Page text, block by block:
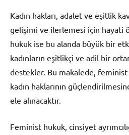
Kadın hakları, adalet ve eşitlik
gelişimi ve ilerlemesi için hayati
hukuk ise bu alanda büyük bir
kadınların eşitlikçi ve adil bir
destekler. Bu makalede,
kadın haklarının
ele alınacaktır.
Feminist hukuk, cinsiyet